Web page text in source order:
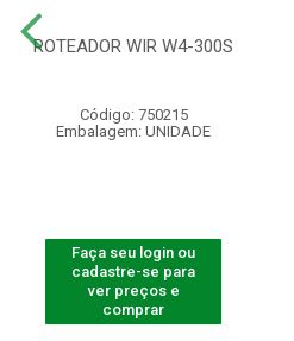
ROTEADOR WIR W4-300S
Código: 750215
Embalagem: UNIDADE
Faça seu login ou
cadastre-se para
ver preços e
comprar